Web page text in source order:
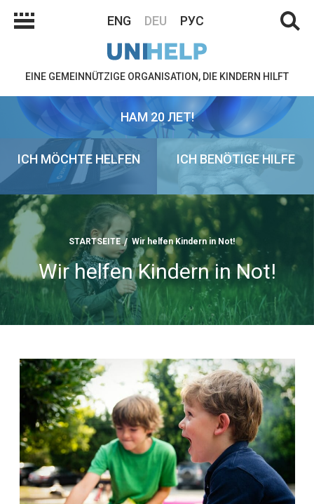
ENG DEU РУС
EINE GEMEINNÜTZIGE ORGANISATION, DIE KINDERN HILFT
НАМ 20 ЛЕТ!
ICH MÖCHTE HELFEN ICH BENÖTIGE HILFE
STARTSEITE Wir helfen Kindern in Not!
Wir helfen Kindern in Not!